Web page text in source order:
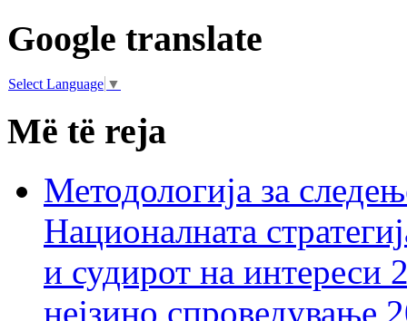
Google translate
Select Language ▼
Më të reja
Методологија за
Националната
и судирот на интереси
нејзино спроведување